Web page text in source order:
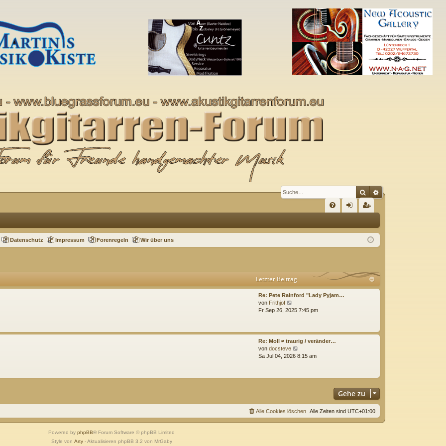
SucheErweiterte Suche
S
Q m ist
n
Datenschutz Impressum Forenregeln Wir über uns
Letzter Beitrag
Re: Pete Rainford "Lady Pyjam…
von Frithjof
e
s
t
e
r
i
Fr Sep 26, 2025 7:45 pm
Re: Moll ≠ traurig / veränder…
von docsteve
e
s
e
i
Sa Jul 04, 2026 8:15 am
Gehe zu
Alle Zeiten sind UTC+01:00
Alle Cookies löschen
Powered by phpBB® Forum Software © phpBB Limited
Style von Arty- Aktualisieren phpBB 3.2 von MrGaby